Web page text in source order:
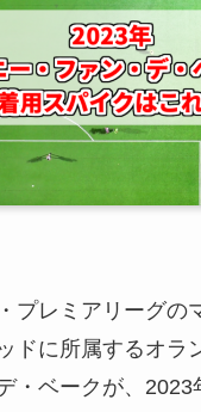
プレミアリーグの
ドに所属するオラ
・ベークが、2023